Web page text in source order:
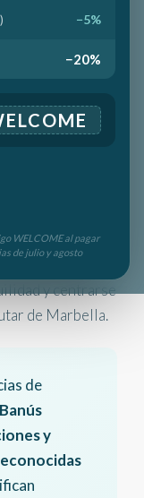
−5%
−20%
WELCOME al pagar
de julio y agosto
Suites
Por ello,
las más altas
y centrarse
de Marbella.
de
y